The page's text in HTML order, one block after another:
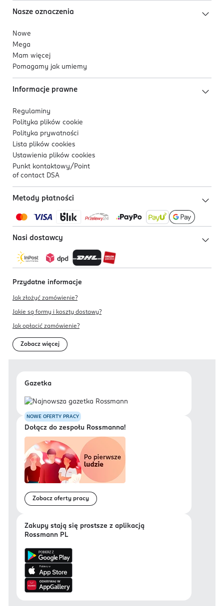
Nasze oznaczenia
Nowe
Mega
Mam więcej
Pomagamy jak umiemy
Informacje prawne
Regulaminy
Polityka plików cookie
Polityka prywatności
Lista plików cookies
Ustawienia plików cookies
Punkt kontaktowy/ Point
of contact DSA
Metody płatności
Nasi dostawcy
Przydatne informacje
Jak złożyć zamówienie?
Jakie są formy i koszty dostawy?
Jak opłacić zamówienie?
Zobacz więcej
Gazetka
NOWE OFERTY PRACY
Dołącz do zespołu Rossmanna!
Zobacz oferty pracy
Zakupy stają się prostsze z aplikacją
Rossmann PL